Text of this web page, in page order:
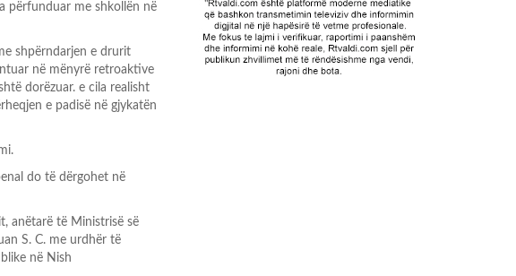
përfunduar me shkollën në
shpërndarjen e drurit
në mënyrë retroaktive
dorëzuar. e cila realisht
e padisë në gjykatën
do të dërgohet në
anëtarë të Ministrisë së
S. C. me urdhër të
në Nish